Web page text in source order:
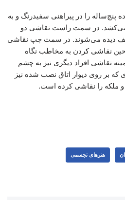
پنج‌ساله را در پیراهنی سفیدرنگ و به
می‌کشد. در سمت راست نقاشی دو
دیده می‌شوند. در سمت چپ نقاشی
حین نقاشی کردن به مخاطب نگاه
نقاشی افراد دیگری نیز به چشم
که بر روی دیوار اتاق نصب شده نیز
و ملکه را نقاشی کرده است.
هنرهای تجسمی